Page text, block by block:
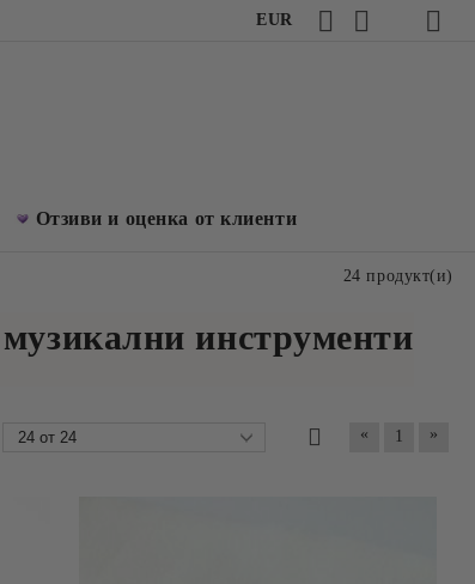
EUR
Отзиви и оценка от клиенти
инструменти
24 продукт(и)
« 1 »